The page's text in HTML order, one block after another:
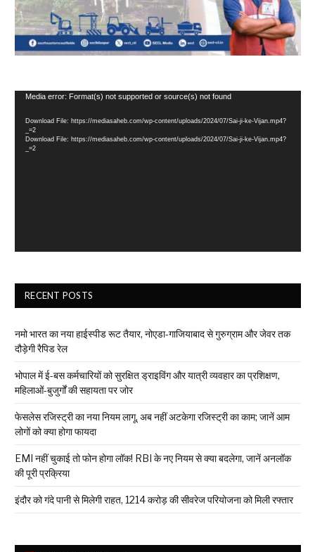
Video
Media error: Format(s) not supported or source(s) not found
Download File: https://mediasaheb.com/wp-content/uploads/2024/07/Sai-ji-ke-Vijan.mp4?
_=2
Download File: https://mediasaheb.com/wp-content/uploads/2024/07/Sai-ji-ke-Vijan.mp4?
_=2
RECENT POSTS
नमो भारत का नया हाईस्पीड रूट तैयार, नोएडा-गाजियाबाद से गुरुग्राम और जेवर तक
दौड़ेगी रैपिड रेल
भोपाल में ई-बस कर्मचारियों को सुरक्षित ड्राइविंग और यात्री व्यवहार का प्रशिक्षण,
महिलाओं-बुजुर्गों की सहायता पर जोर
फेसलेस रजिस्ट्री का नया नियम लागू, अब नहीं अटकेगा रजिस्ट्री का काम; जानें आम
लोगों को क्या होगा फायदा
EMI नहीं चुकाई तो फोन होगा लॉक! RBI के नए नियम से क्या बदलेगा, जानें अनलॉक
की पूरी प्रक्रिया
इंदौर को गंदे पानी से मिलेगी राहत, ₹1214 करोड़ की सीवरेज परियोजना को मिली रफ्तार